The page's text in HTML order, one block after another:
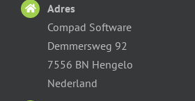
Adres
Compad Software
Demmersweg 92
7556 BN Hengelo
Nederland